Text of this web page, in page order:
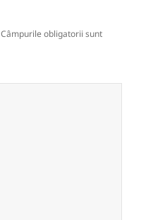
Câmpurile obligatorii sunt